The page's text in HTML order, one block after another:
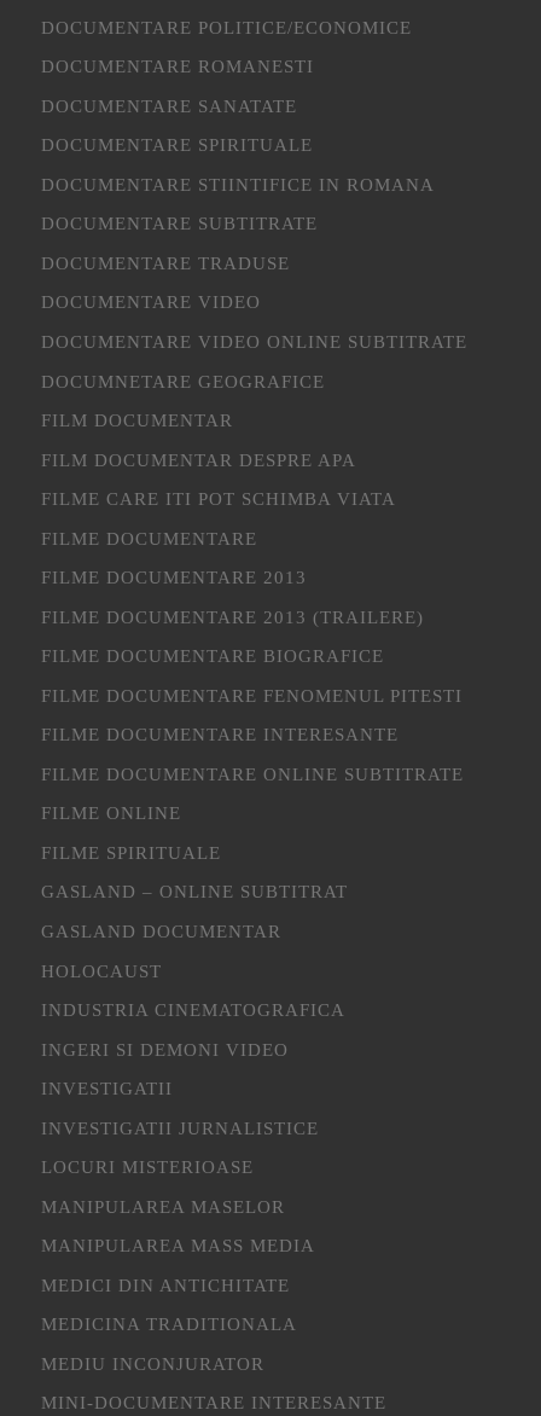
DOCUMENTARE POLITICE/ECONOMICE
DOCUMENTARE ROMANESTI
DOCUMENTARE SANATATE
DOCUMENTARE SPIRITUALE
DOCUMENTARE STIINTIFICE IN ROMANA
DOCUMENTARE SUBTITRATE
DOCUMENTARE TRADUSE
DOCUMENTARE VIDEO
DOCUMENTARE VIDEO ONLINE SUBTITRATE
DOCUMNETARE GEOGRAFICE
FILM DOCUMENTAR
FILM DOCUMENTAR DESPRE APA
FILME CARE ITI POT SCHIMBA VIATA
FILME DOCUMENTARE
FILME DOCUMENTARE 2013
FILME DOCUMENTARE 2013 (TRAILERE)
FILME DOCUMENTARE BIOGRAFICE
FILME DOCUMENTARE FENOMENUL PITESTI
FILME DOCUMENTARE INTERESANTE
FILME DOCUMENTARE ONLINE SUBTITRATE
FILME ONLINE
FILME SPIRITUALE
GASLAND – ONLINE SUBTITRAT
GASLAND DOCUMENTAR
HOLOCAUST
INDUSTRIA CINEMATOGRAFICA
INGERI SI DEMONI VIDEO
INVESTIGATII
INVESTIGATII JURNALISTICE
LOCURI MISTERIOASE
MANIPULAREA MASELOR
MANIPULAREA MASS MEDIA
MEDICI DIN ANTICHITATE
MEDICINA TRADITIONALA
MEDIU INCONJURATOR
MINI-DOCUMENTARE INTERESANTE